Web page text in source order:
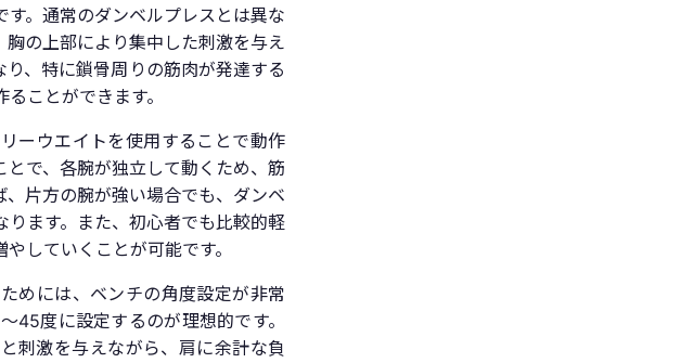
。通常のダンベルプレスとは異な
の上部により集中した刺激を与え
、特に鎖骨周りの筋肉が発達する
ことができます。
ーウエイトを使用することで動作
で、各腕が独立して動くため、筋
片方の腕が強い場合でも、ダンベ
ます。また、初心者でも比較的軽
していくことが可能です。
めには、ベンチの角度設定が非常
45度に設定するのが理想的です。
刺激を与えながら、肩に余計な負